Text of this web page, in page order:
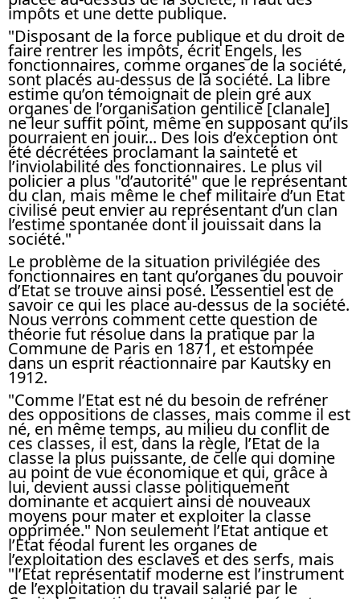
impôts et une dette publique.
"Disposant de la force publique et du droit de
faire rentrer les impôts, écrit Engels, les
fonctionnaires, comme organes de la société,
sont placés au-dessus de la société. La libre
estime qu’on témoignait de plein gré aux
organes de l’organisation gentilice [clanale]
ne leur suffit point, même en supposant qu’ils
pourraient en jouir... Des lois d’exception ont
été décrétées proclamant la sainteté et
l’inviolabilité des fonctionnaires. Le plus vil
policier a plus "d’autorité" que le représentant
du clan, mais même le chef militaire d’un Etat
civilisé peut envier au représentant d’un clan
l’estime spontanée dont il jouissait dans la
société."
Le problème de la situation privilégiée des
fonctionnaires en tant qu’organes du pouvoir
d’Etat se trouve ainsi posé. L’essentiel est de
savoir ce qui les place au-dessus de la société.
Nous verrons comment cette question de
théorie fut résolue dans la pratique par la
Commune de Paris en 1871, et estompée
dans un esprit réactionnaire par Kautsky en
1912.
"Comme l’Etat est né du besoin de refréner
des oppositions de classes, mais comme il est
né, en même temps, au milieu du conflit de
ces classes, il est, dans la règle, l’Etat de la
classe la plus puissante, de celle qui domine
au point de vue économique et qui, grâce à
lui, devient aussi classe politiquement
dominante et acquiert ainsi de nouveaux
moyens pour mater et exploiter la classe
opprimée." Non seulement l’Etat antique et
l’Etat féodal furent les organes de
l’exploitation des esclaves et des serfs, mais
"l’Etat représentatif moderne est l’instrument
de l’exploitation du travail salarié par le